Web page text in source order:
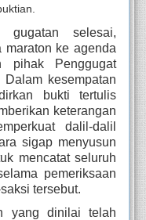
gugatan selesai,
maraton ke agenda
pihak Penggugat
kesempatan
bukti tertulis
keterangan
dalil-dalil
sigap menyusun
mencatat seluruh
pemeriksaan
tersebut.
yang dinilai telah